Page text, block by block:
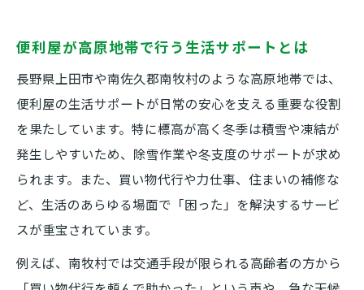
便利屋が高原地帯で行う生活サポートとは
長野県上田市や南佐久郡南牧村のような高原地帯では、
便利屋の生活サポートが日常の安心を支える重要な役割
を果たしています。特に標高が高く冬季は積雪や凍結が
発生しやすいため、除雪作業や冬支度のサポートが求め
られます。また、買い物代行や力仕事、住まいの補修な
ど、生活のあらゆる場面で「困った」を解決するサービ
スが重宝されています。
例えば、南牧村では交通手段が限られる高齢者の方から